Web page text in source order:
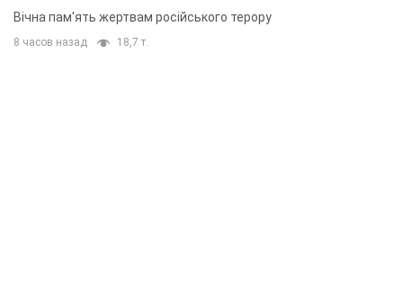
Вічна пам'ять жертвам російського терору
8 часов назад 18,7 т.